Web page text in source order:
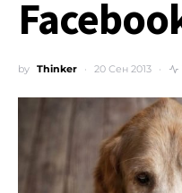
by Thinker 20 Сен 2013